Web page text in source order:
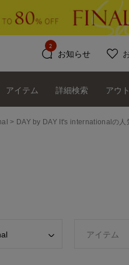
お知らせ
2
アイテム 詳細検索 アウ
DAY by DAY It's internationalの人